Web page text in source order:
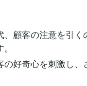
顧客の注意を引く
好奇心を刺激し